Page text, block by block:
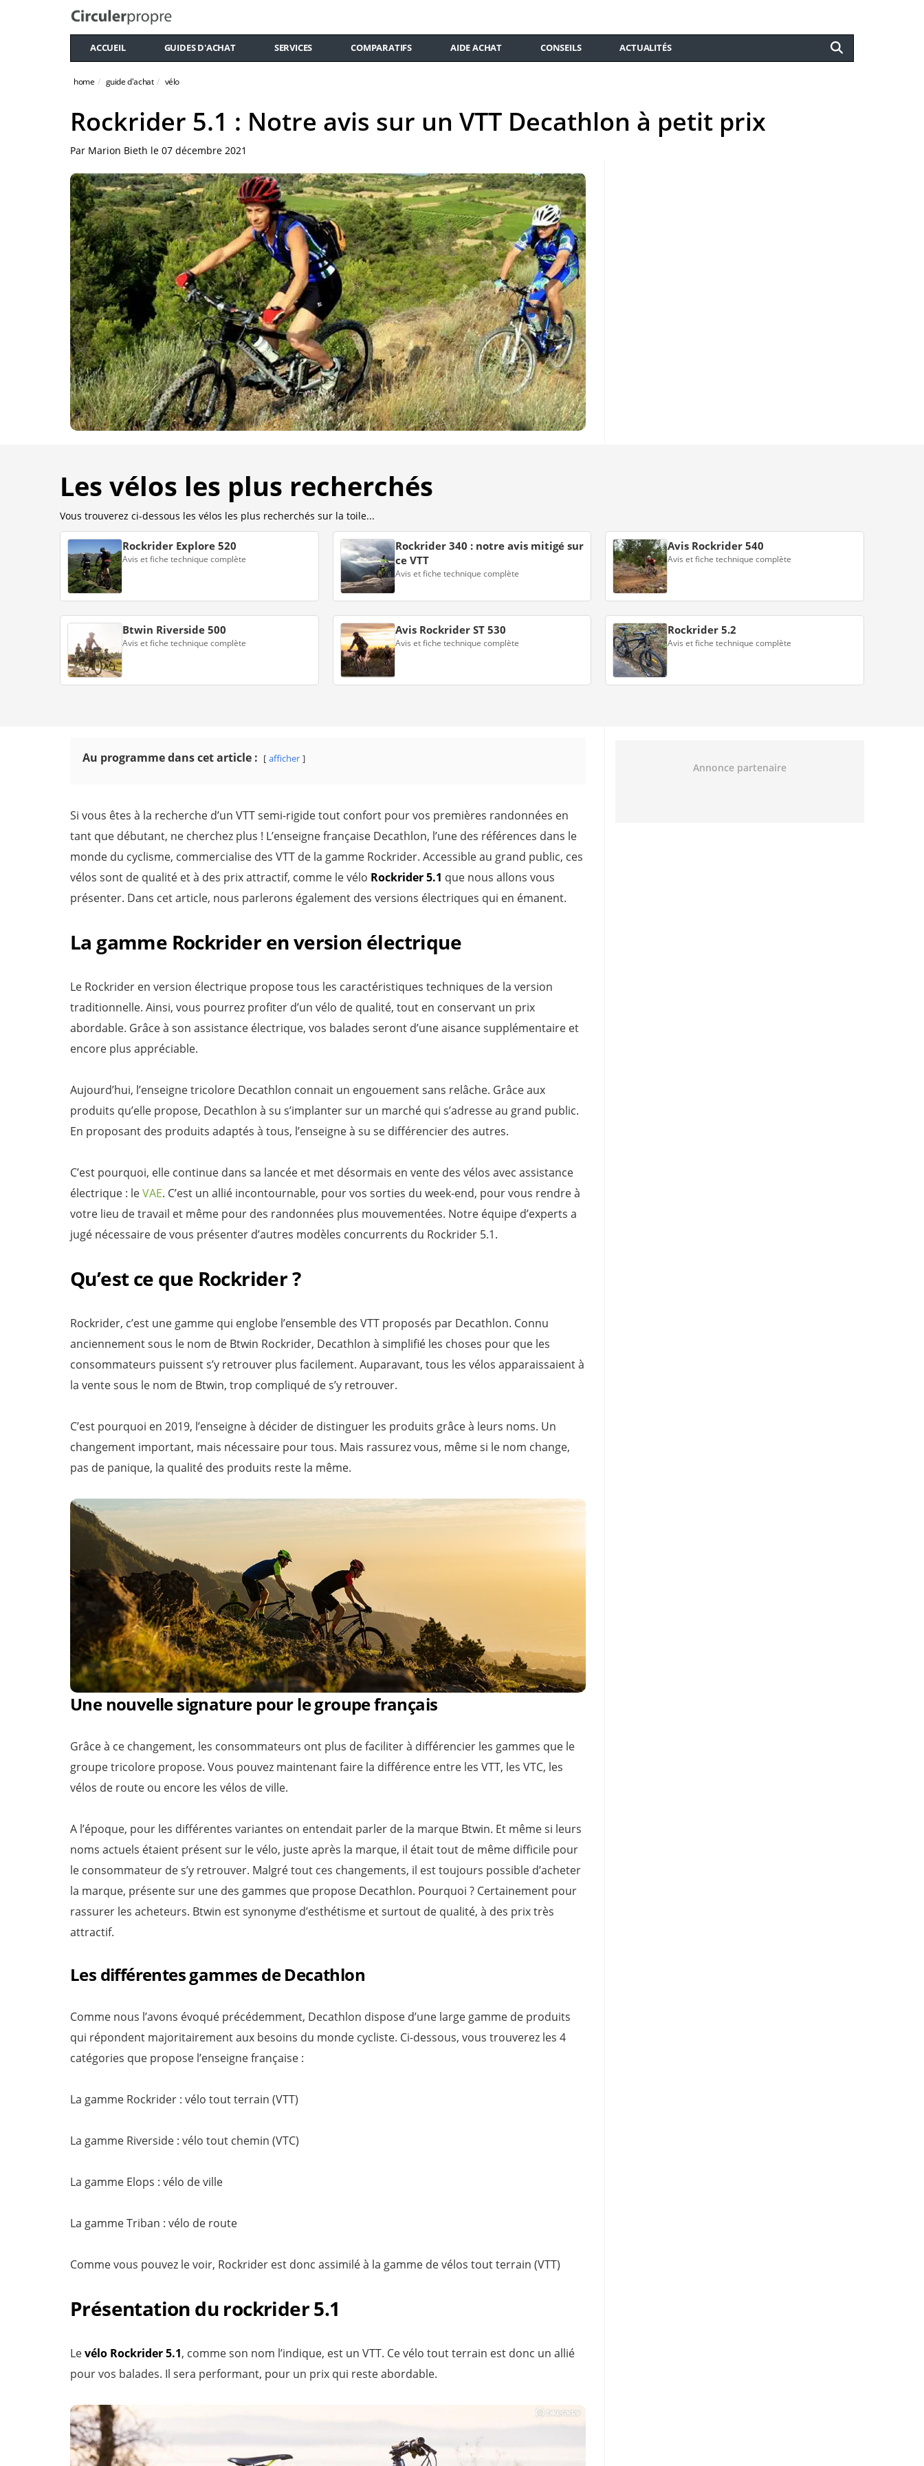
ACCUEIL GUIDES D'ACHAT SERVICES COMPARATIFS AIDE ACHAT CONSEILS ACTUALITÉS
home guide d'achat vélo
Rockrider 5.1 : Notre avis sur un VTT Decathlon à petit prix
Par Marion Bieth le 07 décembre 2021
Les vélos les plus recherchés
Vous trouverez ci-dessous les vélos les plus recherchés sur la toile...
Rockrider Explore 520
Avis et fiche technique complète
Rockrider 340 : notre avis mitigé sur
ce VTT
Avis et fiche technique complète
Avis Rockrider 540
Avis et fiche technique complète
Btwin Riverside 500
Avis et fiche technique complète
Avis Rockrider ST 530
Avis et fiche technique complète
Rockrider 5.2
Avis et fiche technique complète
Au programme dans cet article : afficher
Si vous êtes à la recherche d’un VTT semi-rigide tout confort pour vos premières randonnées en
tant que débutant, ne cherchez plus ! L’enseigne française Decathlon, l’une des références dans le
monde du cyclisme, commercialise des VTT de la gamme Rockrider. Accessible au grand public, ces
vélos sont de qualité et à des prix attractif, comme le vélo Rockrider 5.1 que nous allons vous
présenter. Dans cet article, nous parlerons également des versions électriques qui en émanent.
La gamme Rockrider en version électrique
Le Rockrider en version électrique propose tous les caractéristiques techniques de la version
traditionnelle. Ainsi, vous pourrez profiter d’un vélo de qualité, tout en conservant un prix
abordable. Grâce à son assistance électrique, vos balades seront d’une aisance supplémentaire et
encore plus appréciable.
Aujourd’hui, l’enseigne tricolore Decathlon connait un engouement sans relâche. Grâce aux
produits qu’elle propose, Decathlon à su s’implanter sur un marché qui s’adresse au grand public.
En proposant des produits adaptés à tous, l’enseigne à su se différencier des autres.
C’est pourquoi, elle continue dans sa lancée et met désormais en vente des vélos avec assistance
électrique : leVAE. C’est un allié incontournable, pour vos sorties du week-end, pour vous rendre à
votre lieu de travail et même pour des randonnées plus mouvementées. Notre équipe d’experts a
jugé nécessaire de vous présenter d’autres modèles concurrents du Rockrider 5.1.
Qu’est ce que Rockrider ?
Rockrider, c’est une gamme qui englobe l’ensemble des VTT proposés par Decathlon. Connu
anciennement sous le nom de Btwin Rockrider, Decathlon à simplifié les choses pour que les
consommateurs puissent s’y retrouver plus facilement. Auparavant, tous les vélos apparaissaient à
la vente sous le nom de Btwin, trop compliqué de s’y retrouver.
C’est pourquoi en 2019, l’enseigne à décider de distinguer les produits grâce à leurs noms. Un
changement important, mais nécessaire pour tous. Mais rassurez vous, même si le nom change,
pas de panique, la qualité des produits reste la même.
Une nouvelle signature pour le groupe français
Grâce à ce changement, les consommateurs ont plus de faciliter à différencier les gammes que le
groupe tricolore propose. Vous pouvez maintenant faire la différence entre les VTT, les VTC, les
vélos de route ou encore les vélos de ville.
A l’époque, pour les différentes variantes on entendait parler de la marque Btwin. Et même si leurs
noms actuels étaient présent sur le vélo, juste après la marque, il était tout de même difficile pour
le consommateur de s’y retrouver. Malgré tout ces changements, il est toujours possible d’acheter
la marque, présente sur une des gammes que propose Decathlon. Pourquoi ? Certainement pour
rassurer les acheteurs. Btwin est synonyme d’esthétisme et surtout de qualité, à des prix très
attractif.
Les différentes gammes de Decathlon
Comme nous l’avons évoqué précédemment, Decathlon dispose d’une large gamme de produits
qui répondent majoritairement aux besoins du monde cycliste. Ci-dessous, vous trouverez les 4
catégories que propose l’enseigne française :
La gamme Rockrider : vélo tout terrain (VTT)
La gamme Riverside : vélo tout chemin (VTC)
La gamme Elops : vélo de ville
La gamme Triban : vélo de route
Comme vous pouvez le voir, Rockrider est donc assimilé à la gamme de vélos tout terrain (VTT)
Présentation du rockrider 5.1
Levélo Rockrider 5.1, comme son nom l’indique, est un VTT. Ce vélo tout terrain est donc un allié
pour vos balades. Il sera performant, pour un prix qui reste abordable.
Annonce partenaire